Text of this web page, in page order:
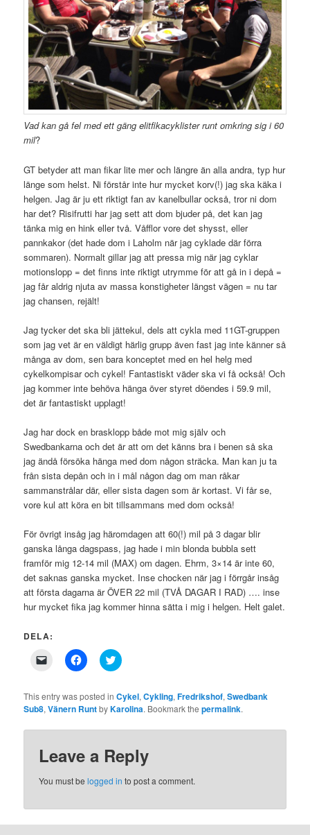
Vad kan gå fel med ett gäng elitfikacyklister runt omkring sig i 60
mil?
GT betyder att man fikar lite mer och längre än alla andra, typ hur
länge som helst. Ni förstår inte hur mycket korv(!) jag ska käka i
helgen. Jag är ju ett riktigt fan av kanelbullar också, tror ni dom
har det? Risifrutti har jag sett att dom bjuder på, det kan jag
tänka mig en hink eller två. Våfflor vore det shysst, eller
pannkakor (det hade dom i Laholm när jag cyklade där förra
sommaren). Normalt gillar jag att pressa mig när jag cyklar
motionslopp = det finns inte riktigt utrymme för att gå in i depå =
jag får aldrig njuta av massa konstigheter längst vägen = nu tar
jag chansen, rejält!
Jag tycker det ska bli jättekul, dels att cykla med 11GT-gruppen
som jag vet är en väldigt härlig grupp även fast jag inte känner så
många av dom, sen bara konceptet med en hel helg med
cykelkompisar och cykel! Fantastiskt väder ska vi få också! Och
jag kommer inte behöva hänga över styret döendes i 59.9 mil,
det är fantastiskt upplagt!
Jag har dock en brasklopp både mot mig själv och
Swedbankarna och det är att om det känns bra i benen så ska
jag ändå försöka hänga med dom någon sträcka. Man kan ju ta
från sista depån och in i mål någon dag om man råkar
sammanstrålar där, eller sista dagen som är kortast. Vi får se,
vore kul att köra en bit tillsammans med dom också!
För övrigt insåg jag häromdagen att 60(!) mil på 3 dagar blir
ganska långa dagspass, jag hade i min blonda bubbla sett
framför mig 12-14 mil (MAX) om dagen. Ehrm, 3×14 är inte 60,
det saknas ganska mycket. Inse chocken när jag i förrgår insåg
att första dagarna är ÖVER 22 mil (TVÅ DAGAR I RAD) …. inse
hur mycket fika jag kommer hinna sätta i mig i helgen. Helt galet.
DELA:
Click
link
to
a
(Opens
window)
Click
to
Facebook
(Opens
in
window)
Click
to
Twitter
(Opens
in
window)
This entry was posted inCykel,Cykling,Fredrikshof,Swedbank
Sub8,Vänern RuntbyKarolina. Bookmark thepermalink.
Leave a Reply
You must belogged in to post a comment.